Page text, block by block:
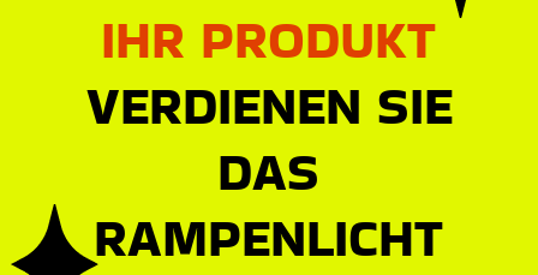
IHR PRODUKT
VERDIENEN SIE
DAS
RAMPENLICHT